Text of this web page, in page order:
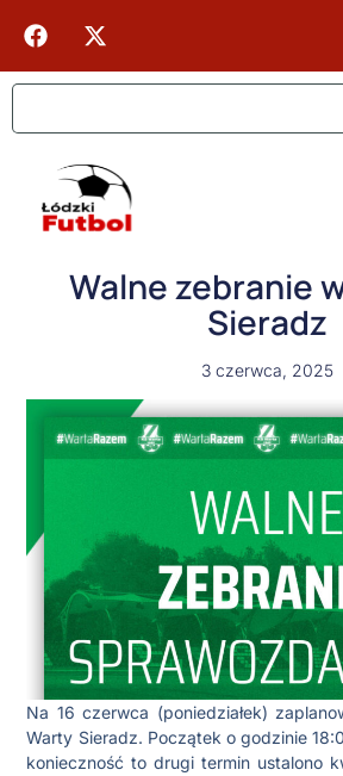
Walne zebranie
Sieradz
3 czerwca, 2025
Na 16 czerwca (poniedziałek)
Warty Sieradz. Początek o godzinie
konieczność to drugi termin ustalono